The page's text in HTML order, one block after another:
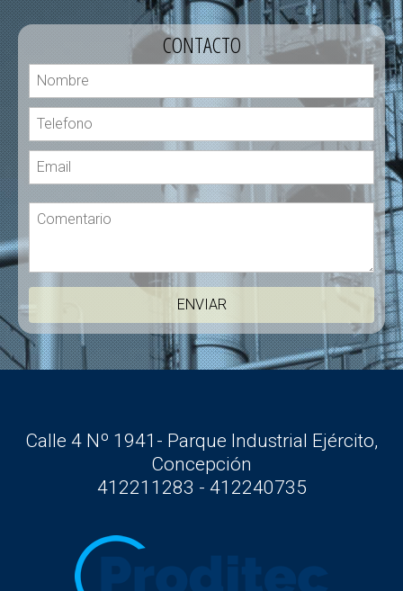
CONTACTO
Calle 4 Nº 1941- Parque Industrial Ejército,
Concepción
412211283 - 412240735